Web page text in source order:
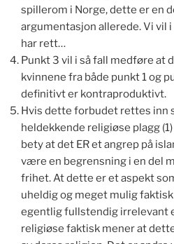
spillerom i Norge, dette er en
argumentasjon allerede. Vi vil
har rett…
Punkt 3 vil i så fall medføre at
kvinnene fra både punkt 1 og
definitivt er kontraproduktivt.
Hvis dette forbudet rettes inn
heldekkende religiøse plagg
bety at det ER et angrep på
være en begrensning i en del
frihet. At dette er et aspekt
uheldig og meget mulig
egentlig fullstendig irrelevant
religiøse faktisk mener at